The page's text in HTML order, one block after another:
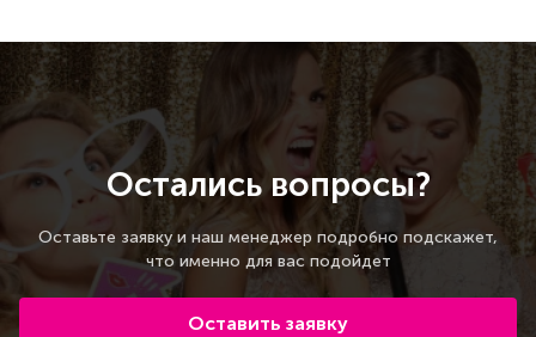
Остались вопросы?
Оставьте заявку и наш менеджер подробно подскажет,
что именно для вас подойдет
Оставить заявку